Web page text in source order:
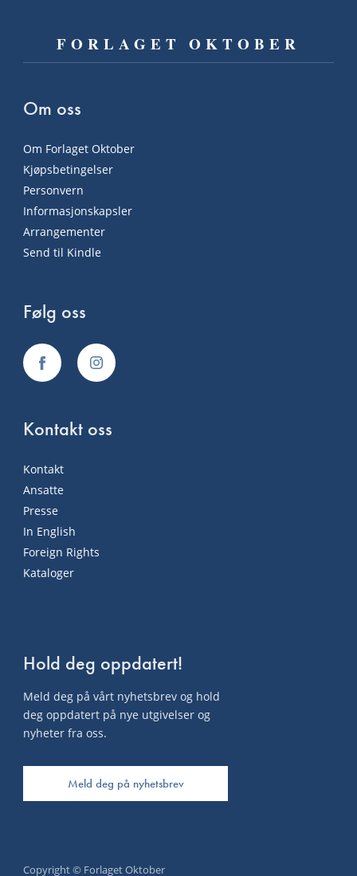
FORLAGET OKTOBER
Om oss
Om Forlaget Oktober
Kjøpsbetingelser
Personvern
Informasjonskapsler
Arrangementer
Send til Kindle
Følg oss
Kontakt oss
Kontakt
Ansatte
Presse
In English
Foreign Rights
Kataloger
Hold deg oppdatert!
Meld deg på vårt nyhetsbrev og hold
deg oppdatert på nye utgivelser og
nyheter fra oss.
Meld deg på nyhetsbrev
Copyright © Forlaget Oktober